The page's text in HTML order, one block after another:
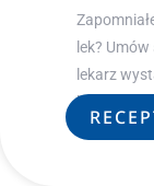
lek?
lekarz
leczenie.